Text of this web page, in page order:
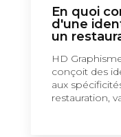
En quoi
d'une
un
HD
conçoit des
aux
restauration,